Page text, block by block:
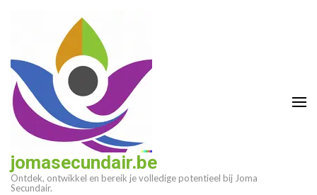
(druk
enter)
jomasecundair.be
Ontdek, ontwikkel en bereik je volledige potentieel bij Joma
Secundair.